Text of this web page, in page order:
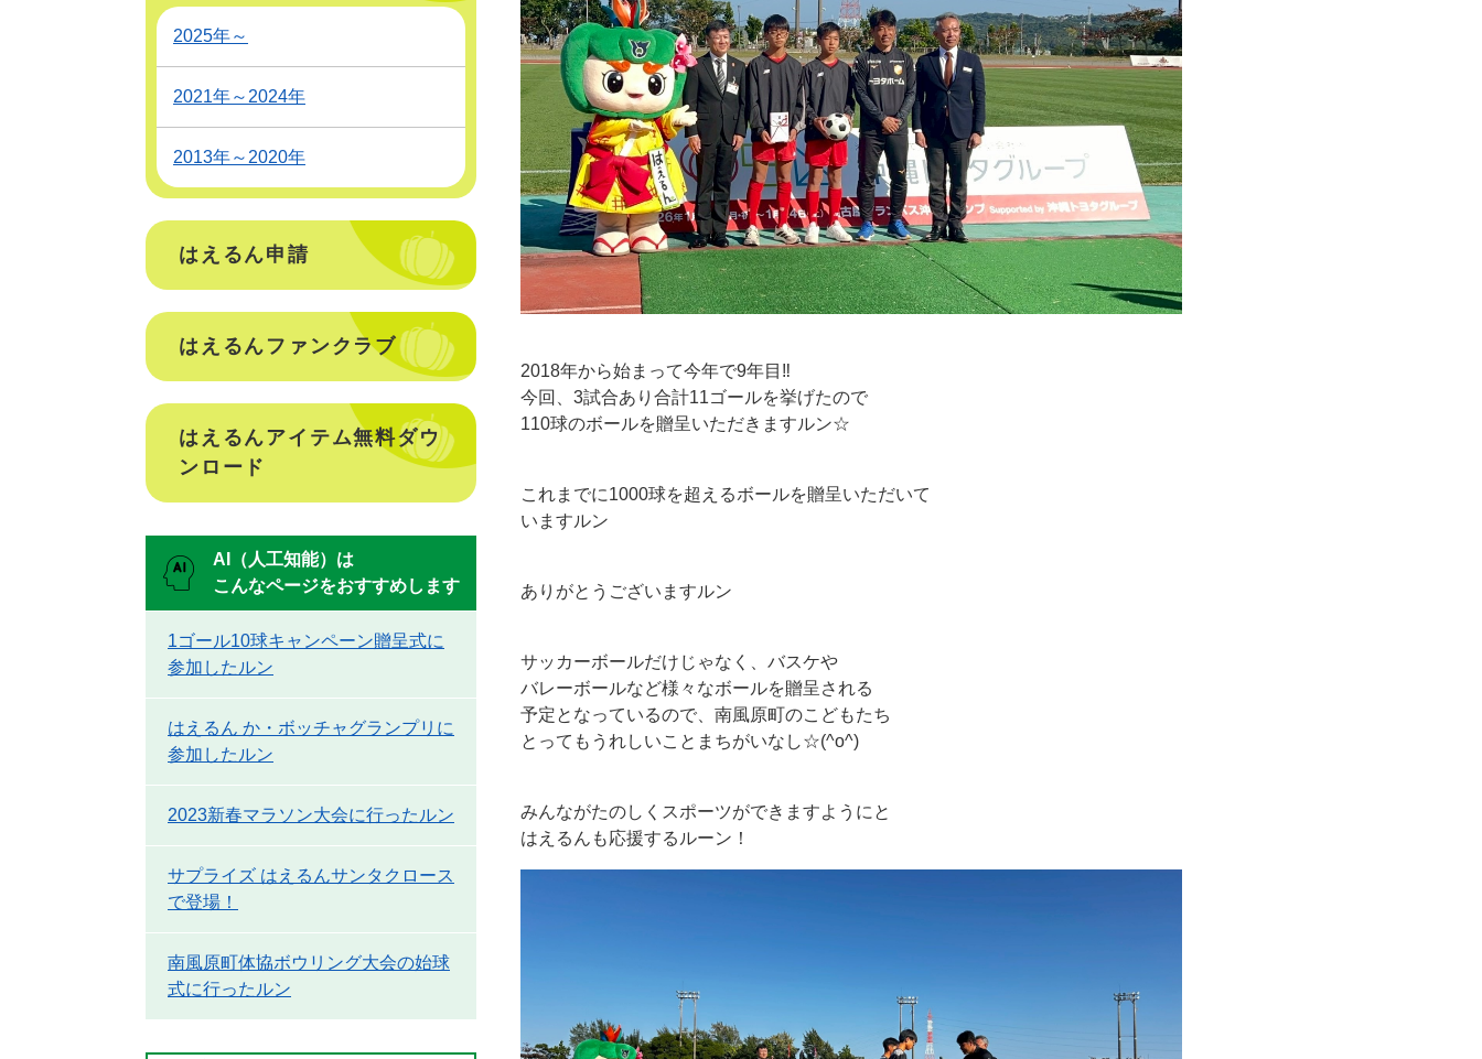
2018年から始まって今年で9年目‼️
今回、3試合あり合計11ゴールを挙げたので
110球のボールを贈呈いただきますルン☆
これまでに1000球を超えるボールを贈呈いただいて
いますルン
ありがとうございますルン
サッカーボールだけじゃなく、バスケや
バレーボールなど様々なボールを贈呈される
予定となっているので、南風原町のこどもたち
とってもうれしいことまちがいなし☆(^o^)
みんながたのしくスポーツができますようにと
はえるんも応援するルーン！
2025年～
2021年～2024年
2013年～2020年
はえるん申請
はえるんファンクラブ
はえるんアイテム無料ダウ
ンロード
AI（人工知能）は
こんなページをおすすめします
1ゴール10球キャンペーン贈呈式に
参加したルン
はえるん か・ボッチャグランプリに
参加したルン
2023新春マラソン大会に行ったルン
サプライズ はえるんサンタクロース
で登場！
南風原町体協ボウリング大会の始球
式に行ったルン